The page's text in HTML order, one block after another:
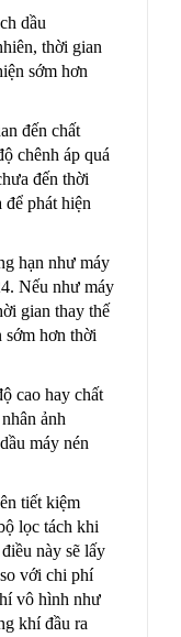
dầu
thời gian
sớm hơn
đến chất
chênh áp quá
đến thời
để phát hiện
hạn như máy
Nếu như máy
gian thay thế
sớm hơn thời
cao hay chất
ảnh
máy nén
tiết kiệm
lọc tách khi
này sẽ lấy
với chi phí
vô hình như
khí đầu ra